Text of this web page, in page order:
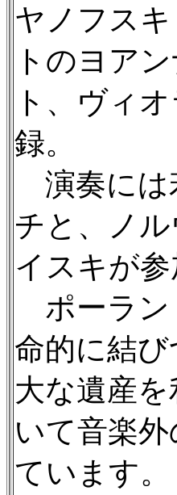
ヤノフス
トのヨア
ト、ヴィ
録。
演奏には
チと、ノ
イスキが
ポーラン
命的に結
大な遺産
いて音楽
ています。